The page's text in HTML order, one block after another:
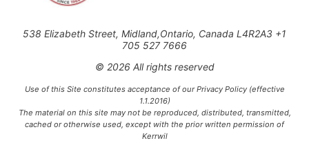
538 Elizabeth Street, Midland,Ontario, Canada L4R2A3 +1
705 527 7666
© 2026 All rights reserved
Use of this Site constitutes acceptance of our Privacy Policy (effective
1.1.2016)
The material on this site may not be reproduced, distributed, transmitted,
cached or otherwise used, except with the prior written permission of
Kerrwil